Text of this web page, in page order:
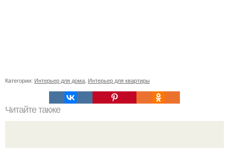
Категории: Интерьер для дома Интерьер для квартиры
Читайте также